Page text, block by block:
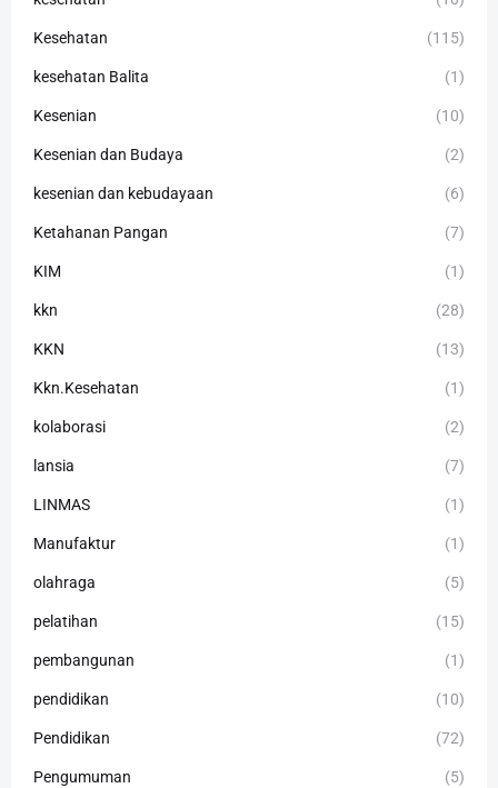
Kesehatan (115)
kesehatan Balita (1)
Kesenian (10)
Kesenian dan Budaya (2)
kesenian dan kebudayaan (6)
Ketahanan Pangan (7)
KIM (1)
kkn (28)
KKN (13)
Kkn.Kesehatan (1)
kolaborasi (2)
lansia (7)
LINMAS (1)
Manufaktur (1)
olahraga (5)
pelatihan (15)
pembangunan (1)
pendidikan (10)
Pendidikan (72)
Pengumuman (5)